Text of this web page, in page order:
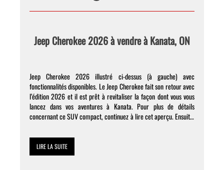
Jeep Cherokee 2026 à vendre à Kanata, ON
Jeep Cherokee 2026 illustré ci-dessus (à gauche) avec
fonctionnalités disponibles. Le Jeep Cherokee fait son retour avec
l’édition 2026 et il est prêt à revitaliser la façon dont vous vous
lancez dans vos aventures à Kanata. Pour plus de détails
concernant ce SUV compact, continuez à lire cet aperçu. Ensuite,
LIRE LA SUITE